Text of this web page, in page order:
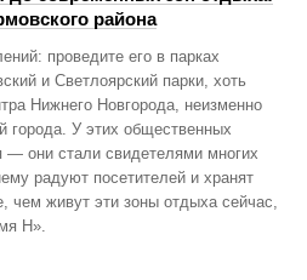
района
проведите его в парках
и Светлоярский парки, хоть
Нижнего Новгорода, неизменно
города. У этих общественных
— они стали свидетелями многих
радуют посетителей и хранят
чем живут эти зоны отдыха сейчас,
Н».